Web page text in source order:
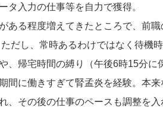
タ入力の仕事等を自力で獲得。
ある程度増えてきたところで、前
だし、常時あるわけではなく待機
、帰宅時間の縛り（午後6時15分
期間に働きすぎて腎孟炎を経験。本
、その後の仕事のペースも調整を